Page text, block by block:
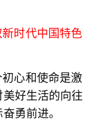
时代中国特色
心和使命是激
好生活的向往
勇前进。